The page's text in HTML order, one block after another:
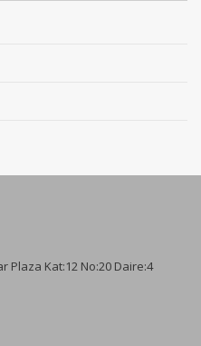
Plaza Kat:12 No:20 Daire:4